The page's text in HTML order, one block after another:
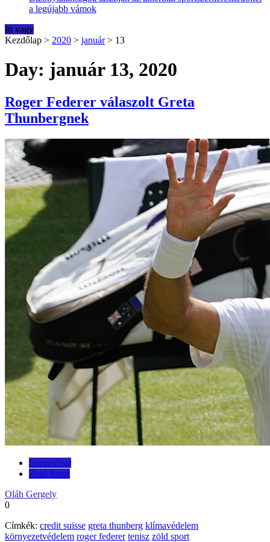
a legújabb vámok
Itt vagy
Kezdőlap > 2020 > január > 13
Day: január 13, 2020
Roger Federer válaszolt Greta
Thunbergnek
Sportudvar
Zöld Sport
Oláh Gergely
0
Címkék: credit suisse greta thunberg klímavédelem
környezetvédelem roger federer tenisz zöld sport